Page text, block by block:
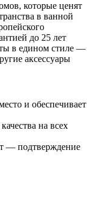
которые ценят
в ванной
до 25 лет
в едином стиле —
аксессуары
и обеспечивает
на всех
— подтверждение